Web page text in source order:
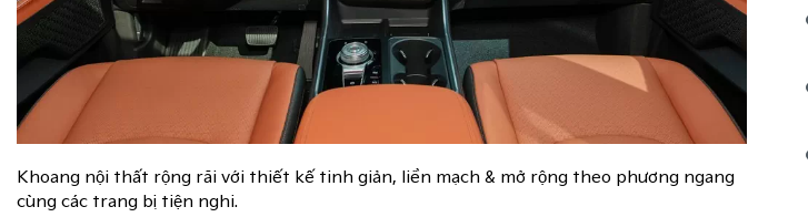
Khoang nội thất rộng rãi với thiết kế tinh giản, liền mạch & mở rộng theo phương ngang
cùng các trang bị tiện nghi.